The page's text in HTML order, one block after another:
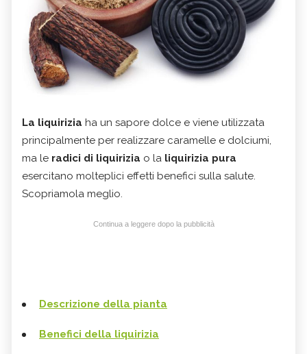
La liquirizia ha un sapore dolce e viene utilizzata
principalmente per realizzare caramelle e dolciumi,
ma le radici di liquirizia o la liquirizia pura
esercitano molteplici effetti benefici sulla salute.
Scopriamola meglio.
Continua a leggere dopo la pubblicità
Descrizione della pianta
Benefici della liquirizia